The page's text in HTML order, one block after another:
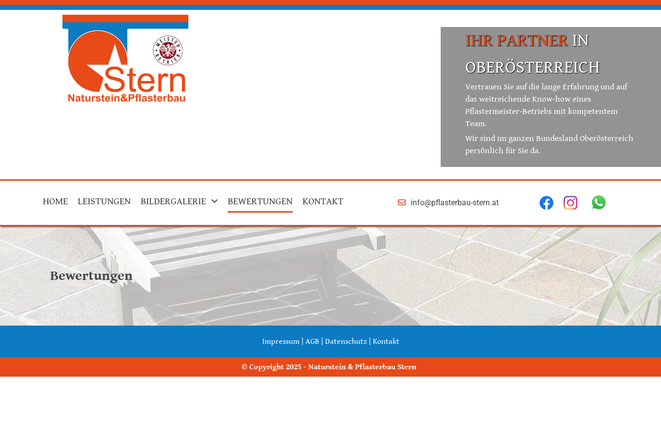
IHR PARTNER IN
OBERÖSTERREICH
Vertrauen Sie auf die lange Erfahrung und auf
das weitreichende Know-how eines
Pflastermeister-Betriebs mit kompetentem
Team.
Wir sind im ganzen Bundesland Oberösterreich
persönlich für Sie da.
HOME LEISTUNGEN BILDERGALERIE BEWERTUNGEN KONTAKT info@pflasterbau-stern.at
Bewertungen
Impressum| AGB Datenschutz| Kontakt
© Copyright 2025 - Naturstein & Pflasterbau Stern